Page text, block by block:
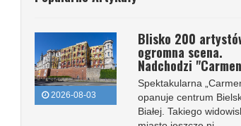
2026-08-03
Blisko 200
ogromna scena.
Nadchodzi
Spektakularna
opanuje centrum
Białej. Takiego